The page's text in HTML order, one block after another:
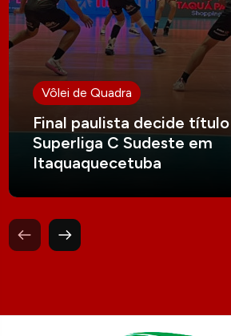
Vôlei de Quadra
Final paulista decide
Superliga C Sudeste em
Itaquaquecetuba